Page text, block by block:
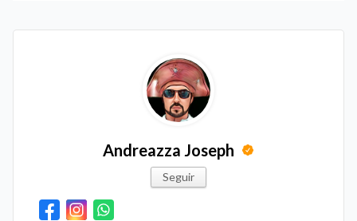
Andreazza Joseph
Seguir